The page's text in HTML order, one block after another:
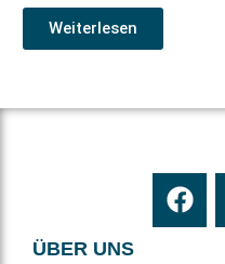
Weiterlesen
ÜBER UNS